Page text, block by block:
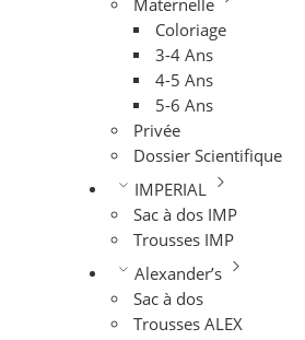
Maternelle
Coloriage
3-4 Ans
4-5 Ans
5-6 Ans
Privée
Dossier Scientifique
IMPERIAL
Sac à dos IMP
Trousses IMP
Alexander’s
Sac à dos
Trousses ALEX